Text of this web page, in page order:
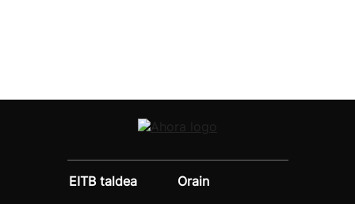
EITB taldea
Orain